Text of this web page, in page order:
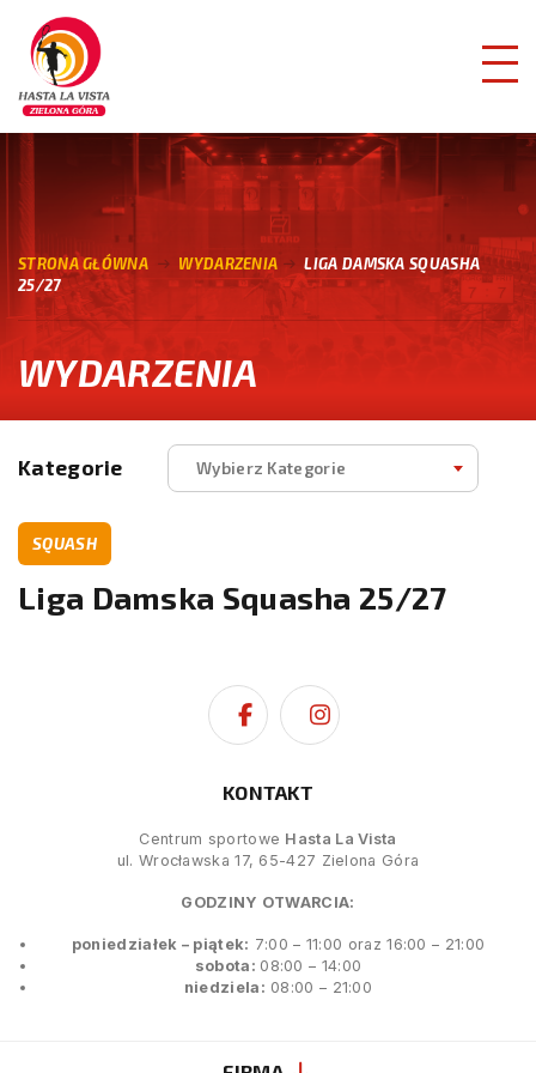
STRONA GŁÓWNA WYDARZENIA
LIGA DAMSKA SQUASHA
25/27
WYDARZENIA
Kategorie Wybierz Kategorie
SQUASH
Liga Damska Squasha 25/27
KONTAKT
Centrum sportowe Hasta La Vista
ul. Wrocławska 17, 65-427 Zielona Góra
GODZINY OTWARCIA:
poniedziałek – piątek: 7:00 – 11:00 oraz 16:00 – 21:00
sobota: 08:00 – 14:00
niedziela: 08:00 – 21:00